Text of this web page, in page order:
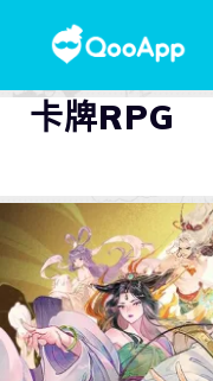
卡牌RPG